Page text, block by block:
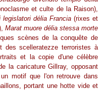
et culte de la Raison),
délia Francia (rixes et
Marat muore délia stessa morte
scènes de la conquête de
des scelleratezze terroristes à
et la copie d'une célèbre
la caricature Gillray, opposant
motif que l'on retrouve dans
portant une hotte vide et